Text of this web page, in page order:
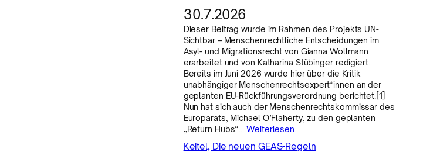
30.7.2026
Dieser Beitrag wurde im Rahmen des Projekts UN-
Sichtbar – Menschenrechtliche Entscheidungen im
Asyl- und Migrationsrecht von Gianna Wollmann
erarbeitet und von Katharina Stübinger redigiert.
Bereits im Juni 2026 wurde hier über die Kritik
unabhängiger Menschenrechtsexpert*innen an der
geplanten EU-Rückführungsverordnung berichtet.[1]
Nun hat sich auch der Menschenrechtskommissar des
Europarats, Michael O’Flaherty, zu den geplanten
„Return Hubs“…Weiterlesen..
Keitel, Die neuen GEAS-Regeln